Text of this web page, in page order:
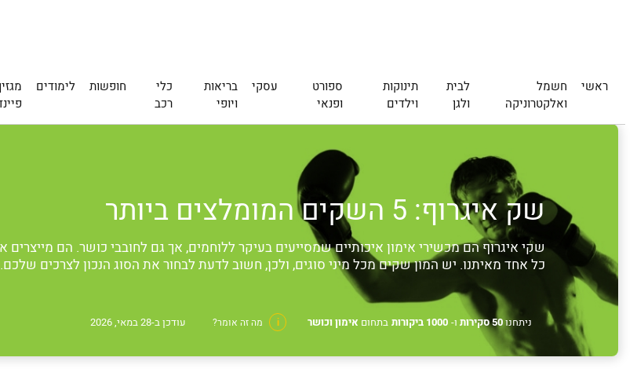
ראשי
חשמל
ואלקטרוניקה
לבית
ולגן
תינוקות
וילדים
ספורט
ופנאי
עסקי
בריאות
ויופי
כלי
רכב
חופשות לימודים
שק איגרוף: 5 השקים המומלצים ביותר
שקי איגרוף הם מכשירי אימון איכותיים שמסייעים בעיקר ללוחמים, אך גם לחובבי כושר. הם
כל אחד מאיתנו. יש המון שקים מכל מיני סוגים, ולכן, חשוב לדעת לבחור את הסוג הנכון לצרכים
ניתחנו50 סקירות ו- 1000 ביקורות בתחום אימון וכושר i מה זה אומר? עודכן ב-28 במאי, 2026